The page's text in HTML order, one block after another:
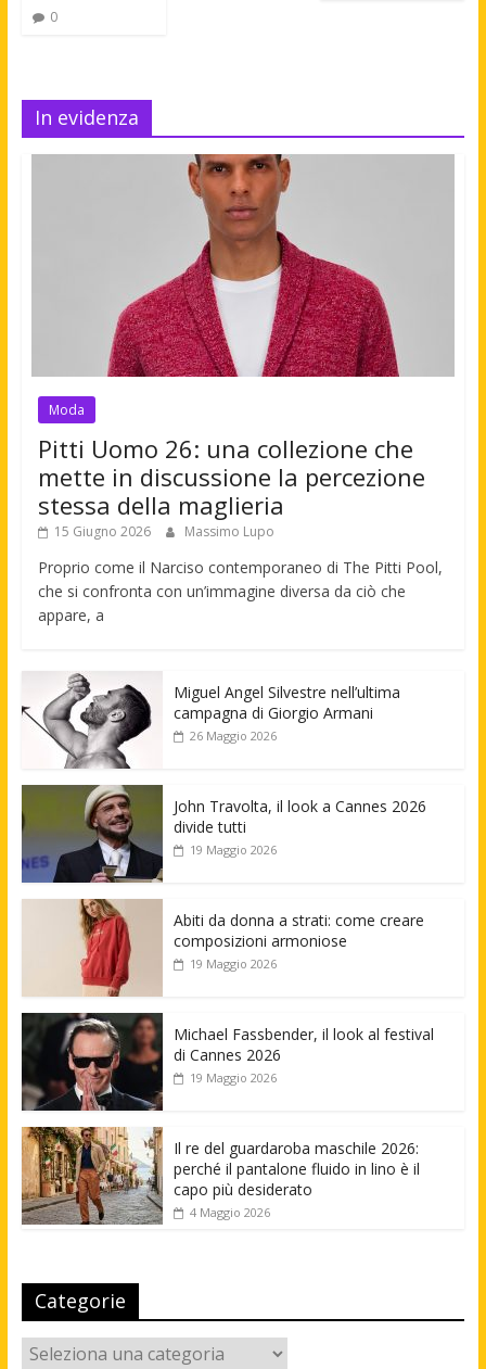
0
In evidenza
Moda
Pitti Uomo 26: una collezione che
mette in discussione la percezione
stessa della maglieria
15 Giugno 2026 Massimo Lupo
Proprio come il Narciso contemporaneo di The Pitti Pool,
che si confronta con un’immagine diversa da ciò che
appare, a
Miguel Angel Silvestre nell’ultima
campagna di Giorgio Armani
26 Maggio 2026
John Travolta, il look a Cannes 2026
divide tutti
19 Maggio 2026
Abiti da donna a strati: come creare
composizioni armoniose
19 Maggio 2026
Michael Fassbender, il look al festival
di Cannes 2026
19 Maggio 2026
Il re del guardaroba maschile 2026:
perché il pantalone fluido in lino è il
capo più desiderato
4 Maggio 2026
Categorie
Categorie